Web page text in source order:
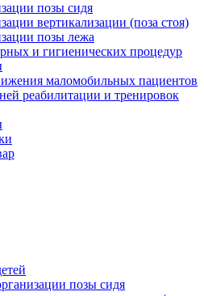
позы сидя
вертикализации (поза стоя)
позы лежа
и гигиенических процедур
маломобильных пациентов
реабилитации и тренировок
позы сидя